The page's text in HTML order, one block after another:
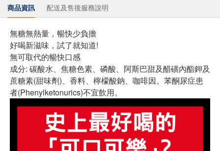
商品資訊 配送及售後服務說明
無糖無熱量，暢快少負擔
好喝新滋味，試了就知道!
無可取代的暢快口感
成分: 碳酸水、焦糖色素、磷酸、阿斯巴甜及醋磺內酯鉀及
蔗糖素(甜味劑)、香料、檸檬酸鈉、咖啡因。苯酮尿症患
者(Phenylketonurics)不宜飲用。